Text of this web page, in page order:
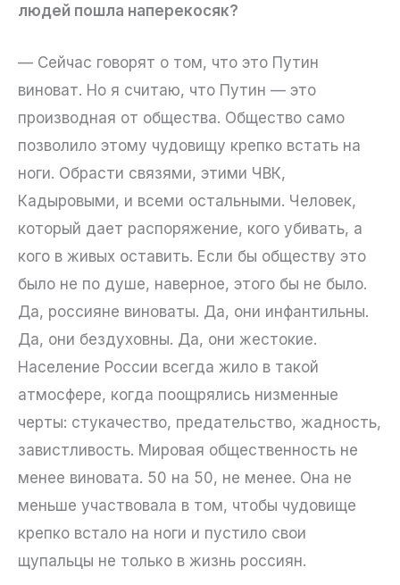
людей пошла наперекосяк?
— Сейчас говорят о том, что это Путин
виноват. Но я считаю, что Путин — это
производная от общества. Общество само
позволило этому чудовищу крепко встать на
ноги. Обрасти связями, этими ЧВК,
Кадыровыми, и всеми остальными. Человек,
который дает распоряжение, кого убивать, а
кого в живых оставить. Если бы обществу это
было не по душе, наверное, этого бы не было.
Да, россияне виноваты. Да, они инфантильны.
Да, они бездуховны. Да, они жестокие.
Население России всегда жило в такой
атмосфере, когда поощрялись низменные
черты: стукачество, предательство, жадность,
завистливость. Мировая общественность не
менее виновата. 50 на 50, не менее. Она не
меньше участвовала в том, чтобы чудовище
крепко встало на ноги и пустило свои
щупальцы не только в жизнь россиян.